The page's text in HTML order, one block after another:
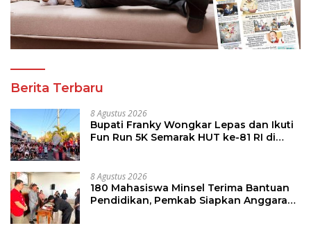
Berita Terbaru
8 Agustus 2026
Bupati Franky Wongkar Lepas dan Ikuti
Fun Run 5K Semarak HUT ke-81 RI di
8 Agustus 2026
180 Mahasiswa Minsel Terima Bantuan
Pendidikan, Pemkab Siapkan Anggaran